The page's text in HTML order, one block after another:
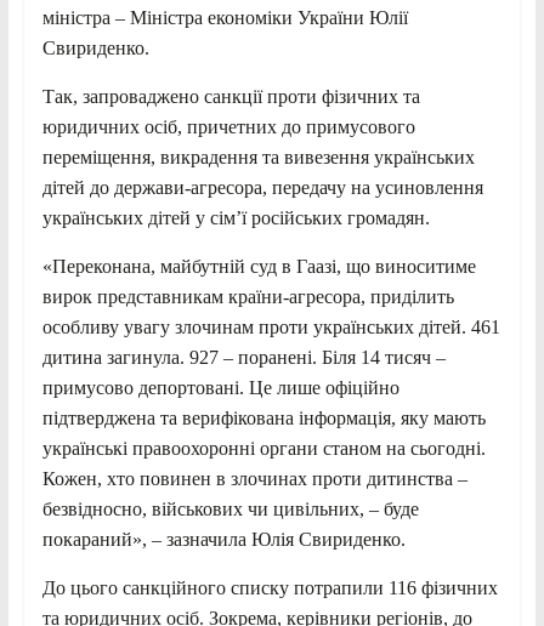
міністра – Міністра економіки України Юлії
Свириденко.
Так, запроваджено санкції проти фізичних та
юридичних осіб, причетних до примусового
переміщення, викрадення та вивезення українських
дітей до держави-агресора, передачу на усиновлення
українських дітей у сім’ї російських громадян.
«Переконана, майбутній суд в Гаазі, що виноситиме
вирок представникам країни-агресора, приділить
особливу увагу злочинам проти українських дітей. 461
дитина загинула. 927 – поранені. Біля 14 тисяч –
примусово депортовані. Це лише офіційно
підтверджена та верифікована інформація, яку мають
українські правоохоронні органи станом на сьогодні.
Кожен, хто повинен в злочинах проти дитинства –
безвідносно, військових чи цивільних, – буде
покараний», – зазначила Юлія Свириденко.
До цього санкційного списку потрапили 116 фізичних
та юридичних осіб. Зокрема, керівники регіонів, до